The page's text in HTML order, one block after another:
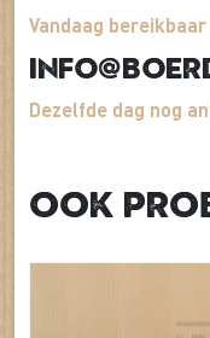
Vandaag
Dezelfde dag nog
Ook